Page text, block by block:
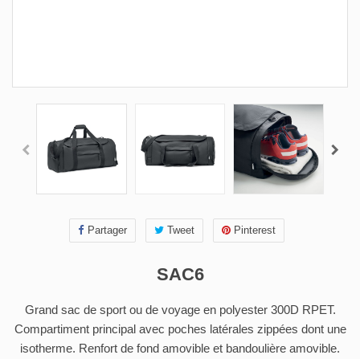
Partager Tweet Pinterest
SAC6
Grand sac de sport ou de voyage en polyester 300D RPET.
Compartiment principal avec poches latérales zippées dont une
isotherme. Renfort de fond amovible et bandoulière amovible.